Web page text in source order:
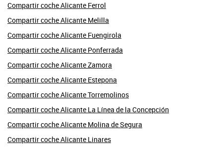
Compartir coche Alicante Ferrol
Compartir coche Alicante Melilla
Compartir coche Alicante Fuengirola
Compartir coche Alicante Ponferrada
Compartir coche Alicante Zamora
Compartir coche Alicante Estepona
Compartir coche Alicante Torremolinos
Compartir coche Alicante La Línea de la Concepción
Compartir coche Alicante Molina de Segura
Compartir coche Alicante Linares